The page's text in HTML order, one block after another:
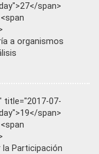
span>
a organismos
title="2017-07-
span>
la Participación